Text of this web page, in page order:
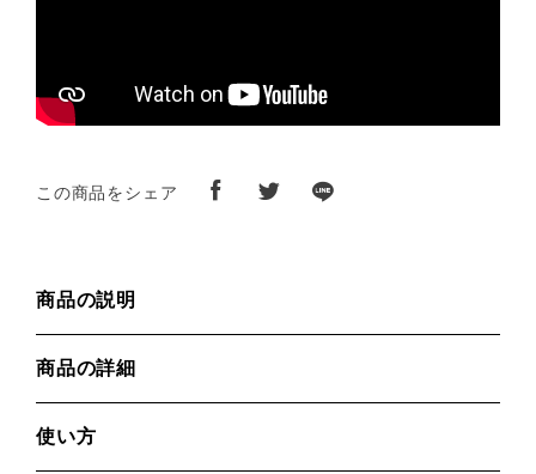
この商品をシェア
商品の説明
商品の詳細
使い方